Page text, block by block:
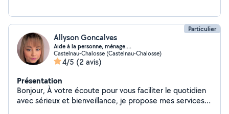
Particulier
Allyson Goncalves
Aide à la personne, ménage....
Castelnau-Chalosse (Castelnau-Chalosse)
4/5 (2 avis)
Présentation
Bonjour, À votre écoute pour vous faciliter le quotidien
avec sérieux et bienveillance, je propose mes services à